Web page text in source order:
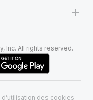
+
Inc. All rights reserved.
des cookies